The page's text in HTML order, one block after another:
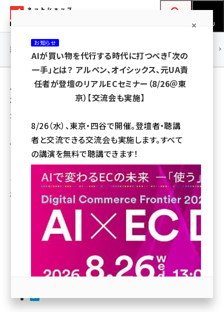
ン
ネットショップ担当者フォーラム
MENU
yahoo (1908)
楽天 (1874)
アスクル (1122)
base (1083)
ビィ・フォアード (778)
revico (744)
連載・特集 |
用語「エクスチェンジコーポレーション」 が使
われている記事の一覧
全 3 記事中 1 ～ 3 を表示中
「Paidy」を「フラクタ・ノード」の決済手段とし
て利用可能に、フラクタ
「Paidy」を簡単に導入できるようにして、導入企業の拡大を進める
中川 昌俊
2015年10月21日 11:15
お知らせ
AIが買い物を代行する時代に打つべき「次の
一手」とは？ アルペン、オイシックス、元UA責
任者が登壇のリアルECセミナー（8/26＠東
京）【交流会も実施】
8/26（水）、東京・四谷で開催。登壇者・聴講
者と交流できる交流会も実施します。すべて
の講演を無料で聴講できます！